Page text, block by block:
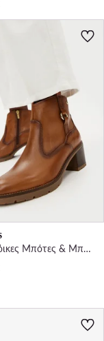
Καουμπόικες Μπότες & Μποτάκια · Καφέ · 6 cm